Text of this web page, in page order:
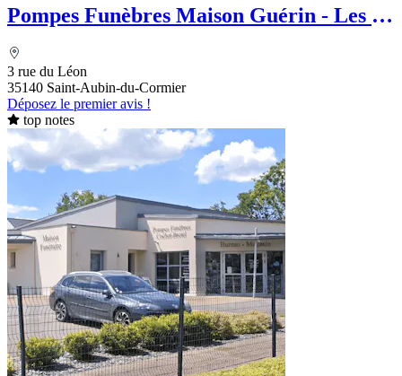
Pompes Funèbres Maison Guérin - Les 5
3 rue du Léon
35140 Saint-Aubin-du-Cormier
Déposez le premier avis !
top notes